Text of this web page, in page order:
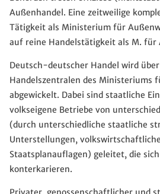
Außenhandel. Eine zeitweilige
Tätigkeit als Ministerium für
auf reine Handelstätigkeit als M. für
Deutsch-deutscher Handel wird
Handelszentralen des Ministeriums
abgewickelt. Dabei sind staatliche
volkseigene Betriebe von
(durch unterschiedliche staatliche
Unterstellungen,
Staatsplanauflagen) geleitet, die
konterkarieren.